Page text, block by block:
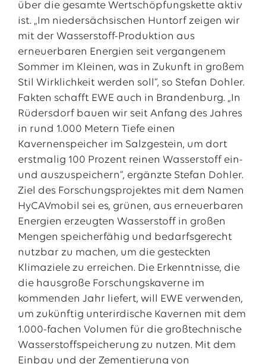
über die gesamte Wertschöpfungskette aktiv
ist. „Im niedersächsischen Huntorf zeigen wir
mit der Wasserstoff-Produktion aus
erneuerbaren Energien seit vergangenem
Sommer im Kleinen, was in Zukunft in großem
Stil Wirklichkeit werden soll“, so Stefan Dohler.
Fakten schafft EWE auch in Brandenburg. „In
Rüdersdorf bauen wir seit Anfang des Jahres
in rund 1.000 Metern Tiefe einen
Kavernenspeicher im Salzgestein, um dort
erstmalig 100 Prozent reinen Wasserstoff ein-
und auszuspeichern“, ergänzte Stefan Dohler.
Ziel des Forschungsprojektes mit dem Namen
HyCAVmobil sei es, grünen, aus erneuerbaren
Energien erzeugten Wasserstoff in großen
Mengen speicherfähig und bedarfsgerecht
nutzbar zu machen, um die gesteckten
Klimaziele zu erreichen. Die Erkenntnisse, die
die hausgroße Forschungskaverne im
kommenden Jahr liefert, will EWE verwenden,
um zukünftig unterirdische Kavernen mit dem
1.000-fachen Volumen für die großtechnische
Wasserstoffspeicherung zu nutzen. Mit dem
Einbau und der Zementierung von